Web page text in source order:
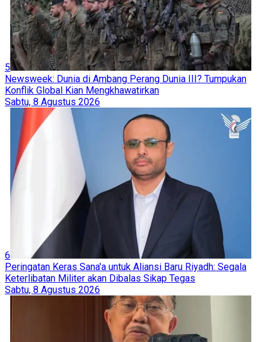
5
Newsweek: Dunia di Ambang Perang Dunia III? Tumpukan
Konflik Global Kian Mengkhawatirkan
Sabtu, 8 Agustus 2026
6
Peringatan Keras Sana'a untuk Aliansi Baru Riyadh: Segala
Keterlibatan Militer akan Dibalas Sikap Tegas
Sabtu, 8 Agustus 2026